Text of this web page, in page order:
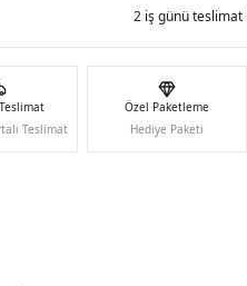
2 iş günü teslimat
Teslimat
Özel Paketleme
Hediye Paketi